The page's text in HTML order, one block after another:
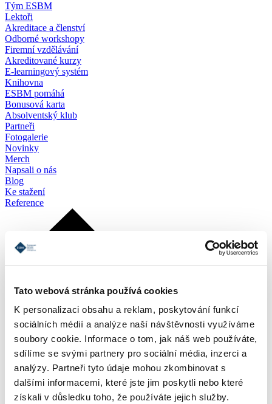
Tato webová stránka používá cookies
K personalizaci obsahu a reklam, poskytování funkcí
sociálních médií a analýze naší návštěvnosti využíváme
soubory cookie. Informace o tom, jak náš web používáte,
sdílíme se svými partnery pro sociální média, inzerci a
analýzy. Partneři tyto údaje mohou zkombinovat s
dalšími informacemi, které jste jim poskytli nebo které
získali v důsledku toho, že používáte jejich služby.
Tým ESBM
Lektoři
Akreditace a členství
Odborné workshopy
Firemní vzdělávání
Akreditované kurzy
E-learningový systém
Knihovna
ESBM pomáhá
Bonusová karta
Absolventský klub
Partneři
Fotogalerie
Novinky
Merch
Napsali o nás
Blog
Ke stažení
Reference